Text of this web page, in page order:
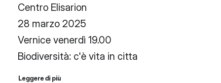
Centro Elisarion
28 marzo 2025
Vernice venerdì 19.00
Biodiversità: c'è vita in citta
Leggere di più